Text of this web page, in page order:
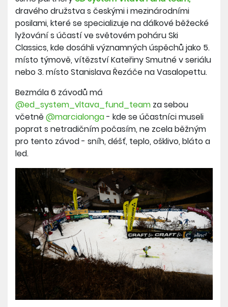
dravého družstva s českými i mezinárodními
posilami, které se specializuje na dálkové běžecké
lyžování s účastí ve světovém poháru Ski
Classics, kde dosáhli významných úspěchů jako 5.
místo týmově, vítězství Kateřiny Smutné v seriálu
nebo 3. místo Stanislava Řezáče na Vasalopettu.
Bezmála 6 závodů má
@ed_system_vltava_fund_team za sebou
včetně@marcialonga- kde se účastníci museli
poprat s netradičním počasím, ne zcela běžným
pro tento závod - sníh, déšť, teplo, ošklivo, bláto a
led.